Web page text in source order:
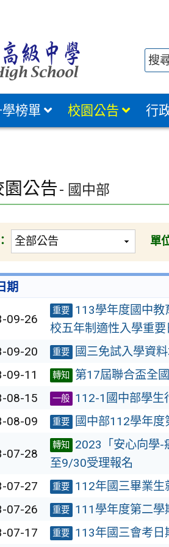
榜單 校園公告 行
園公告- 國中部
單
期
09-26
重要 113學年度國中
校五年制適性入學重要
09-20 重要 國三免試入學資
09-11 轉知 第17屆聯合盃全
08-15 一般 112-1國中部學生
08-09 重要 國中部112學年度
07-28
轉知
2023「安心向學-
至9/30受理報名
07-27 重要 112年國三畢業生
07-26 重要 111學年度第二學
07-17 重要 113年國三會考日